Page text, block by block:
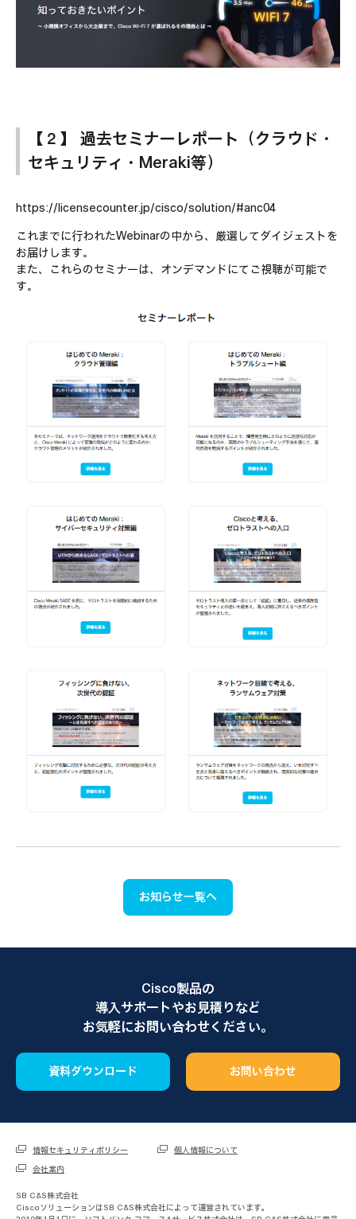
【２】 過去セミナーレポート（クラウド・
セキュリティ・Meraki等）
https://licensecounter.jp/cisco/solution/#anc04
これまでに行われたWebinarの中から、厳選してダイジェストを
お届けします。
また、これらのセミナーは、オンデマンドにてご視聴が可能で
す。
お知らせ一覧へ
Cisco製品の
導入サポートやお見積りなど
お気軽にお問い合わせください。
資料ダウンロード お問い合わせ
情報セキュリティポリシー
個人情報について
会社案内
SB C&S株式会社
CiscoソリューションはSB C&S株式会社によって運営されています。